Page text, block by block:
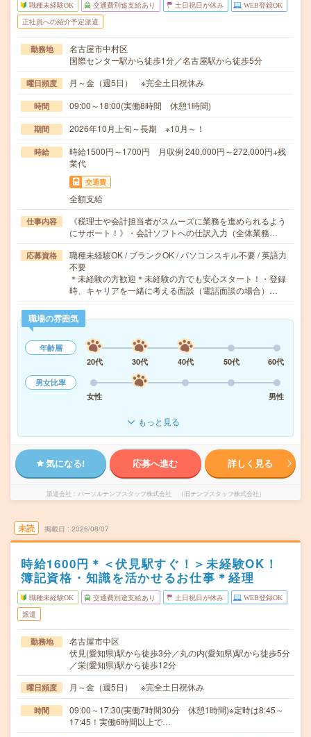
職種未経験OK 交通費別途支給あり 土日祝日が休み WEB登録OK
正社員への紹介予定派遣
勤務地
名古屋市中村区
国際センター駅から徒歩1分／名古屋駅から徒歩5分
曜日頻度 月～金（週5日） ※完全土日祝休み
時間 09:00～18:00(実働8時間 休憩1時間)
期間 2026年10月上旬～長期 ※10月～！
時給
時給1500円～1700円 月収例 240,000円～272,000円+残
業代
交通費
全額支給
仕事内容
《税理士や会計担当者がスムーズに業務を進められるよう
にサポート！》・会計ソフトへの仕訳入力（全体業務…
応募資格
職種未経験OK / ブランクOK / パソコンスキル不要 / 英語力
不要
＊未経験の方歓迎＊未経験の方でも安心スタート！・登録
時、キャリアを一緒に考える面談（電話面談の場合）…
職場の雰囲気
年齢層
20代
30代 40代 50代
60代
男女比率
女性
男性
もっと見る
気になる! 応募へ進む 詳しく見る
派遣会社 パーソルテンプスタッフ株式会社 （旧テンプスタッフ株式会社）
未読 掲載日 2026/08/07
時給1600円＊＜伏見駅すぐ！＞未経験OK！
簿記資格・知識を活かせるお仕事＊経理
職種未経験OK 交通費別途支給あり 土日祝日が休み WEB登録OK
派遣
勤務地
名古屋市中区
伏見(愛知県)駅から徒歩3分／丸の内(愛知県)駅から徒歩5分
／栄(愛知県)駅から徒歩12分
曜日頻度 月～金（週5日） ※完全土日祝休み
時間
09:00～17:30(実働7時間30分 休憩1時間)※定時は8:45～
17:45！実働6時間以上で…